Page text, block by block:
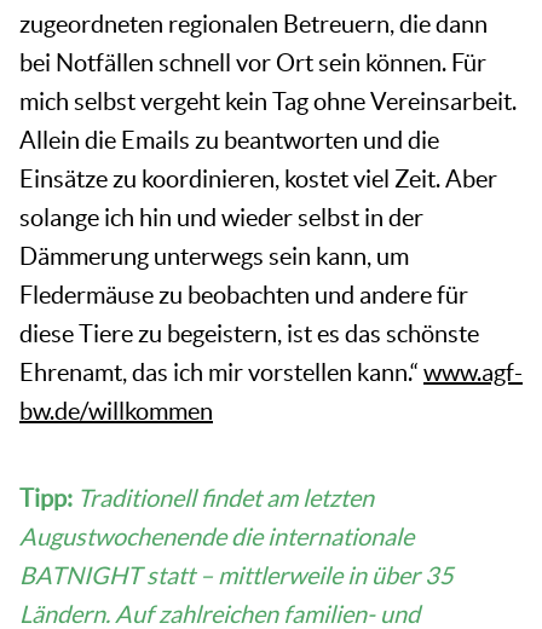
zugeordneten regionalen Betreuern, die dann
bei Notfällen schnell vor Ort sein können. Für
mich selbst vergeht kein Tag ohne Vereinsarbeit.
Allein die Emails zu beantworten und die
Einsätze zu koordinieren, kostet viel Zeit. Aber
solange ich hin und wieder selbst in der
Dämmerung unterwegs sein kann, um
Fledermäuse zu beobachten und andere für
diese Tiere zu begeistern, ist es das schönste
Ehrenamt, das ich mir vorstellen kann.“ www.agf-
bw.de/willkommen
Tipp: Traditionell findet am letzten
Augustwochenende die internationale
BATNIGHT statt – mittlerweile in über 35
Ländern. Auf zahlreichen familien- und